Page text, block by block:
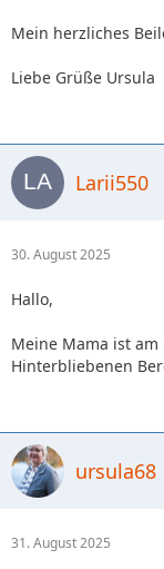
Mein herzliches
Liebe Grüße Ursula
Larii550
30. August 2025
Hallo,
Meine Mama ist
Hinterbliebenen
ursula68
31. August 2025